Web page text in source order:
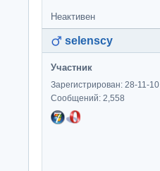
Неактивен
selenscy
Участник
Зарегистрирован: 28-11-10
Сообщений: 2,558